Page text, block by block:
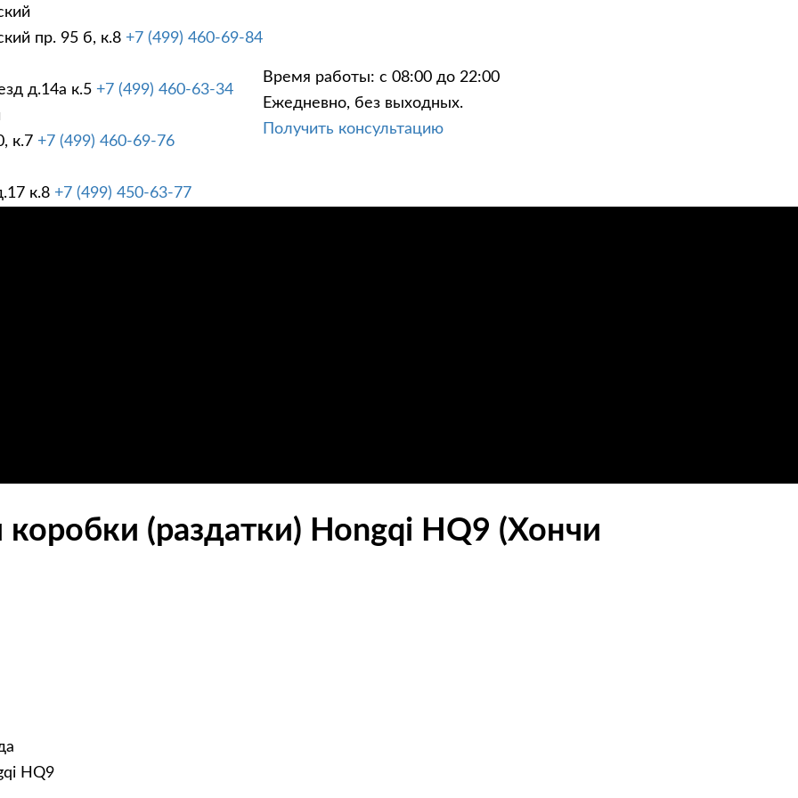
пр. 95 б, к.8 +7 (499) 460-69-84
д.14а к.5 +7 (499) 460-63-34
к.7 +7 (499) 460-69-76
к.8 +7 (499) 450-63-77
Время работы: с 08:00 до 22:00
Ежедневно, без выходных.
Получить консультацию
АКЦИИ
(раздатки) Hongqi HQ9 (Хончи
HQ9